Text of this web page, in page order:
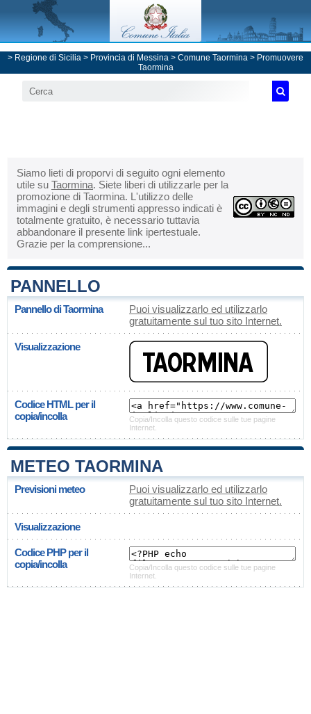
> Regione di Sicilia > Provincia di Messina > Comune Taormina > Promuovere
Taormina
Siamo lieti di proporvi di seguito ogni elemento
utile su Taormina. Siete liberi di utilizzarle per la
promozione di Taormina. L'utilizzo delle
immagini e degli strumenti appresso indicati è
totalmente gratuito, è necessario tuttavia
abbandonare il presente link ipertestuale.
Grazie per la comprensione...
PANNELLO
Pannello di Taormina
Puoi visualizzarlo ed utilizzarlo
gratuitamente sul tuo sito Internet.
Visualizzazione
Codice HTML per il
copia/incolla
Copia/Incolla questo codice sulle tue pagine
Internet.
METEO TAORMINA
Previsioni meteo
Puoi visualizzarlo ed utilizzarlo
gratuitamente sul tuo sito Internet.
Visualizzazione
Codice PHP per il
copia/incolla
Copia/Incolla questo codice sulle tue pagine
Internet.